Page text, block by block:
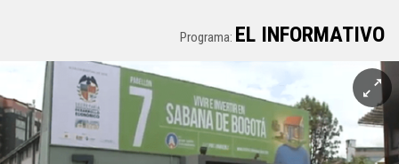
Programa: EL INFORMATIVO